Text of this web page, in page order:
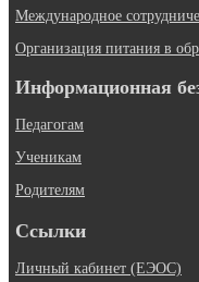
Международное
Организация питания в
Информационная
Педагогам
Ученикам
Родителям
Ссылки
Личный кабинет (ЕЭОС)